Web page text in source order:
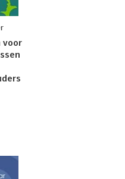
voor